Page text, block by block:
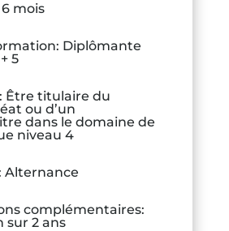
6 mois
: Diplômante
5
Être titulaire du
ou d’un
dans le domaine de
niveau 4
Alternance
complémentaires:
sur 2 ans